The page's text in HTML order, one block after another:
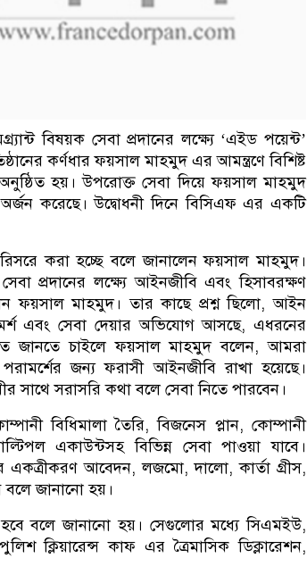
বিষয়ক সেবা প্রদানের লক্ষ্যে ‘এইড পয়েন্ট’
কর্ণধার ফয়সাল মাহমুদ এর আমন্ত্রণে বিশিষ্ট
অনুষ্ঠিত হয়। উপরোক্ত সেবা দিয়ে ফয়সাল মাহমুদ
অর্জন করেছে। উদ্বোধনী দিনে বিসিএফ এর একটি
করা হচ্ছে বলে জানালেন ফয়সাল মাহমুদ।
প্রদানের লক্ষ্যে আইনজীবি এবং হিসাবরক্ষণ
ফয়সাল মাহমুদ। তার কাছে প্রশ্ন ছিলো, আইন
এবং সেবা দেয়ার অভিযোগ আসছে, এধরনের
জানতে চাইলে ফয়সাল মাহমুদ বলেন, আমরা
জন্য ফরাসী আইনজীবি রাখা হয়েছে।
সাথে সরাসরি কথা বলে সেবা নিতে পারবেন।
বিধিমালা তৈরি, বিজনেস প্লান, কোম্পানী
একাউন্টসহ বিভিন্ন সেবা পাওয়া যাবে।
একত্রীকরণ আবেদন, লজমো, দালো, কার্তা গ্রীস,
বলে জানানো হয়।
হবে বলে জানানো হয়। সেগুলোর মধ্যে সিএমইউ,
কাফ এর ত্রৈমাসিক ডিক্লারেশন,